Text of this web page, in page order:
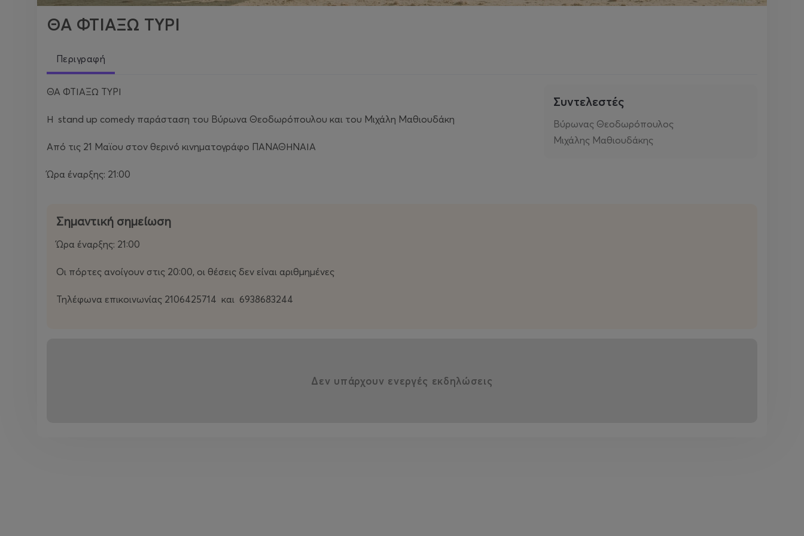
ΘΑ ΦΤΙΑΞΩ ΤΥΡΙ
Περιγραφή
ΘΑ ΦΤΙΑΞΩ ΤΥΡΙ
Η stand up comedy παράσταση του Βύρωνα Θεοδωρόπουλου και του Μιχάλη Μαθιουδάκη
Από τις 21 Μαϊου στον θερινό κινηματογράφο ΠΑΝΑΘΗΝΑΙΑ
Ώρα έναρξης: 21:00
Συντελεστές
Βύρωνας Θεοδωρόπουλος
Μιχάλης Μαθιουδάκης
Σημαντική σημείωση
Ώρα έναρξης: 21:00
Οι πόρτες ανοίγουν στις 20:00, οι θέσεις δεν είναι αριθμημένες
Τηλέφωνα επικοινωνίας 2106425714 και 6938683244
Δεν υπάρχουν ενεργές εκδηλώσεις